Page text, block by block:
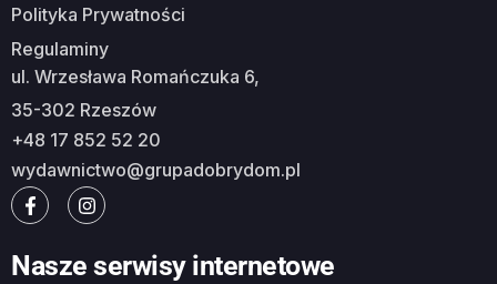
Polityka Prywatności
Regulaminy
ul. Wrzesława Romańczuka 6,
35-302 Rzeszów
+48 17 852 52 20
wydawnictwo@grupadobrydom.pl
Nasze serwisy internetowe